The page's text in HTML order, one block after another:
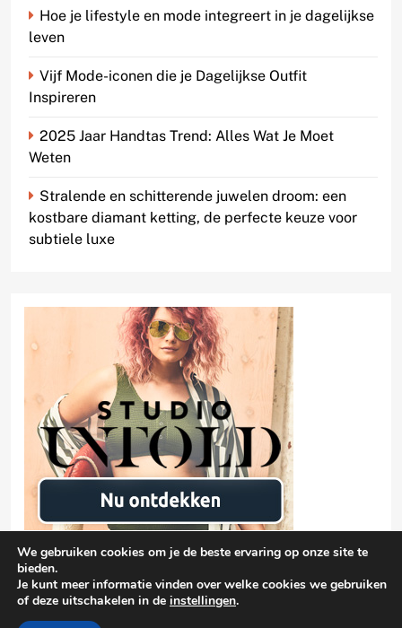
Hoe je lifestyle en mode integreert in je dagelijkse
leven
Vijf Mode-iconen die je Dagelijkse Outfit
Inspireren
2025 Jaar Handtas Trend: Alles Wat Je Moet
Weten
Stralende en schitterende juwelen droom: een
kostbare diamant ketting, de perfecte keuze voor
subtiele luxe
damen-mode.net 2026 |
We gebruiken cookies om je de beste ervaring op onze site te
bieden.
Je kunt meer informatie vinden over welke cookies we gebruiken
of deze uitschakelen in de instellingen.